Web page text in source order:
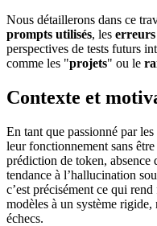
Nous détaillerons dans ce
prompts utilisés, les erreurs
perspectives de tests futurs
comme les "projets" ou le
Contexte et
En tant que passionné par
leur fonctionnement sans
prédiction de token, absence
tendance à l’hallucination
c’est précisément ce qui
modèles à un système
échecs.